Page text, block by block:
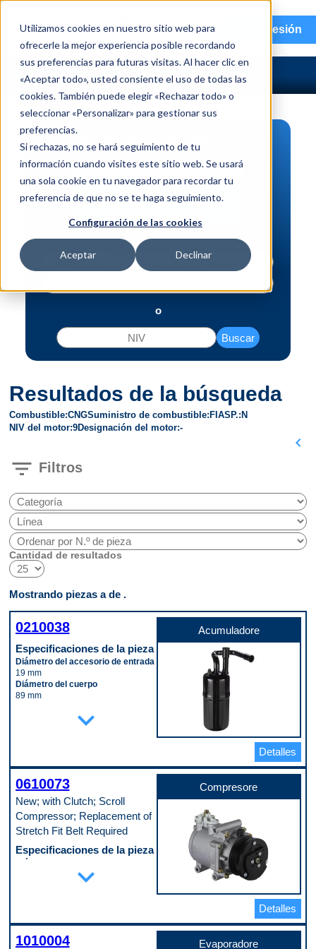
Utilizamos cookies en nuestro sitio web para
ofrecerle la mejor experiencia posible recordando
sus preferencias para futuras visitas. Al hacer clic en
«Aceptar todo», usted consiente el uso de todas las
cookies. También puede elegir «Rechazar todo» o
seleccionar «Personalizar» para gestionar sus
preferencias.
Si rechazas, no se hará seguimiento de tu
información cuando visites este sitio web. Se usará
una sola cookie en tu navegador para recordar tu
preferencia de que no se te haga seguimiento.
Configuración de las cookies
Aceptar Declinar
menu Iniciar sesión
BÚSQUEDA DE PIEZAS
Vehículo | NIV
Pieza | N.º de intercambio
o
Buscar
Resultados de la búsqueda
Combustible CNGSuministro de combustible FI ASP. N
NIV del motor 9Designación del motor -
chevron_left
filter_list Filtros
Cantidad de resultados
Mostrando piezas a de .
0210038
Especificaciones de la pieza
Diámetro del accesorio de entrada
19 mm
Diámetro del cuerpo
89 mm
expand_more
Acumuladore
Detalles
0610073
New; with Clutch; Scroll
Compressor; Replacement of
Stretch Fit Belt Required
Especificaciones de la pieza
Embrague incluido
No
expand_more
Compresore
Detalles
1010004 Evaporadore